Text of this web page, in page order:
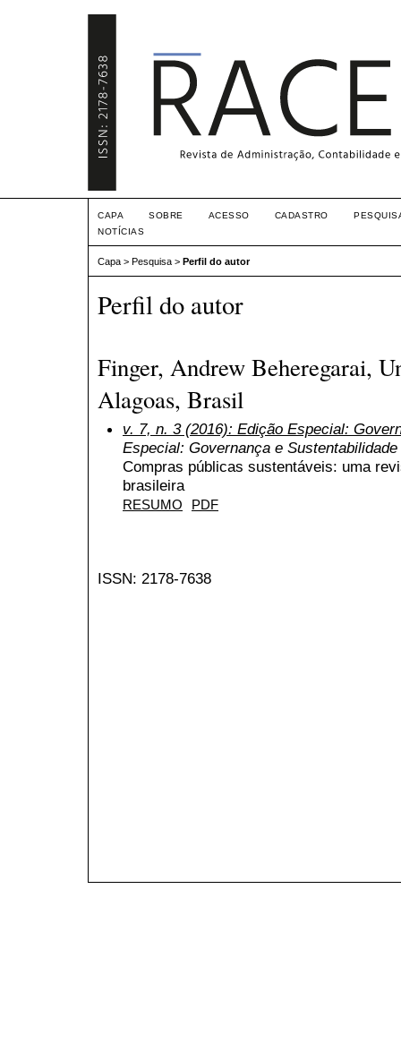
CAPA SOBRE ACESSO CADASTRO
NOTÍCIAS
Capa > Pesquisa > Perfil do autor
Perfil do autor
Finger, Andrew Beheregarai,
Alagoas, Brasil
v. 7, n. 3 (2016): Edição Especial:
Especial: Governança e Sustentabilidade
Compras públicas sustentáveis: uma
brasileira
RESUMO PDF
ISSN: 2178-7638